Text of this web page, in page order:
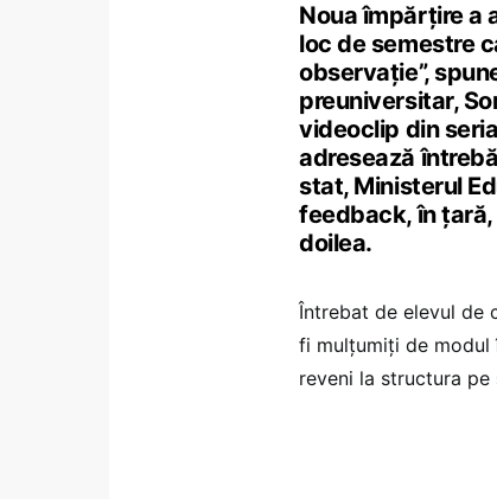
Noua împărțire a
loc de semestre
observație”,
preuniversitar,
videoclip din
adresează
stat, Ministerul
feedback, în
doilea.
Întrebat de elevul de
fi mulțumiți de modul
reveni la structura pe